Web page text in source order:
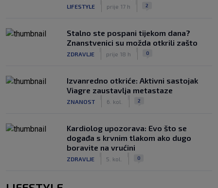
LIFESTYLE prije 17 h 2
Stalno ste pospani tijekom dana?
Znanstvenici su možda otkrili zašto
ZDRAVLJE prije 18 h 0
Izvanredno otkriće: Aktivni sastojak
Viagre zaustavlja metastaze
ZNANOST 6. kol. 2
Kardiolog upozorava: Evo što se
događa s krvnim tlakom ako dugo
boravite na vrućini
ZDRAVLJE 5. kol. 0